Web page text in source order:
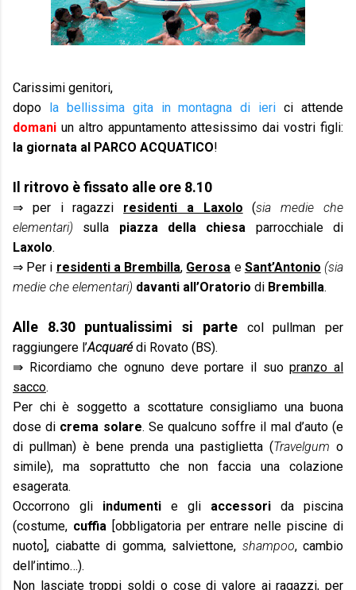
Carissimi genitori,
dopo la bellissima gita in montagna di ieri ci attende
domani un altro appuntamento attesissimo dai vostri figli:
la giornata al PARCO ACQUATICO!
Il ritrovo è fissato alle ore 8.10
⇒ per i ragazzi residenti a Laxolo (sia medie che
elementari) sulla piazza della chiesa parrocchiale di
Laxolo.
⇒ Per i residenti a Brembilla, Gerosa e Sant’Antonio (sia
medie che elementari) davanti all’Oratorio di Brembilla.
Alle 8.30 puntualissimi si partecol pullman per
raggiungere l’Acquarédi Rovato (BS).
⇛ Ricordiamo che ognuno deve portare il suopranzo al
sacco.
Per chi è soggetto a scottature consigliamo una buona
dose di crema solare. Se qualcuno soffre il mal d’auto (e
di pullman) è bene prenda una pastiglietta (Travelgum o
simile), ma soprattutto che non faccia una colazione
esagerata.
Occorrono gli indumenti e gli accessori da piscina
(costume, cuffia[obbligatoria per entrare nelle piscine di
nuoto], ciabatte di gomma, salviettone, shampoo, cambio
dell’intimo…).
Non lasciate troppi soldi o cose di valore ai ragazzi, per